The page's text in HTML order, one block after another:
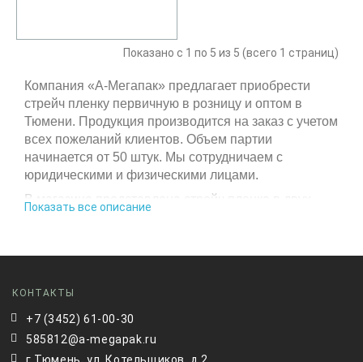
Показано с 1 по 5 из 5 (всего 1 страниц)
Компания «А-Мегапак» предлагает приобрести
стрейч пленку первичную в розницу и оптом в
Тюмени. Продукция производится на заказ с учетом
всех пожеланий клиентов. Объем партии
начинается от 50 штук. Мы сотрудничаем с
юридическими и физическими лицами.
В магазине представлена стрейч пленка в двух
Вторичная стрейч пленка.
конверты для документов, картонная упаковка с
ручками, всевозможные виды подарочных
коробочек.
Показать все описание
КОНТАКТЫ
+7 (3452) 61-00-30
585812@a-megapak.ru